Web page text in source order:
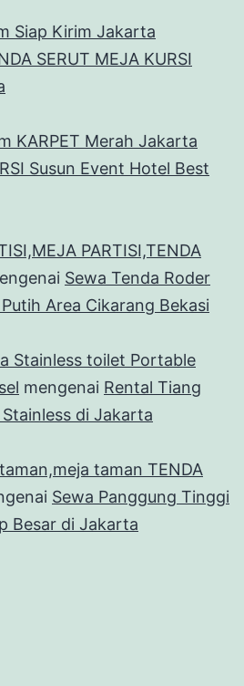
Siap Kirim Jakarta
SERUT MEJA KURSI
KARPET Merah Jakarta
Susun Event Hotel Best
PARTISI,TENDA
Sewa Tenda Roder
Area Cikarang Bekasi
Stainless toilet Portable
mengenai Rental Tiang
di Jakarta
taman TENDA
Sewa Panggung Tinggi
Besar di Jakarta